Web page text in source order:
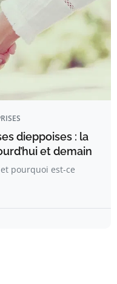
dieppoises : la
et demain
et pourquoi est-ce